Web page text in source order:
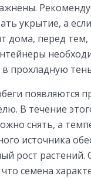
укрытие, а
дома, перед тем,
в прохладную
появляются
В течение
снять, а
источника
рост растений.
семена